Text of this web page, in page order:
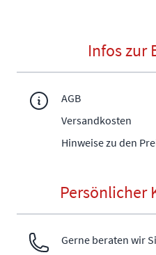
Infos zur
AGB
Versandkosten
Hinweise zu den
Persönlicher
Gerne beraten wir